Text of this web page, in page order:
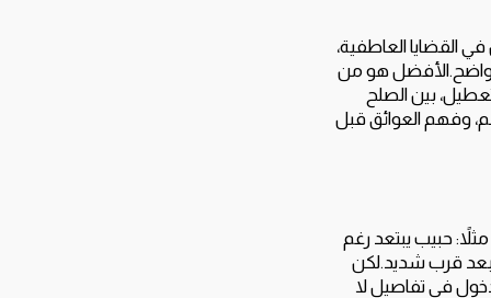
القضايا العاطفية،
واضح.الأفضل هو من
بين الصلح
وفهم العوائق قبل
حبيب يبتعد رغم
بعد قرب شديد.لكن
في تفاصيل لا